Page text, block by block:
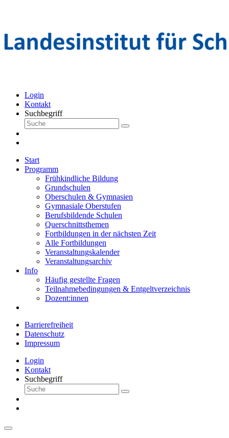
Login
Kontakt
Suchbegriff
Start
Programm
Frühkindliche Bildung
Grundschulen
Oberschulen & Gymnasien
Gymnasiale Oberstufen
Berufsbildende Schulen
Querschnittsthemen
Fortbildungen in der nächsten Zeit
Alle Fortbildungen
Veranstaltungskalender
Veranstaltungsarchiv
Info
Häufig gestellte Fragen
Teilnahmebedingungen & Entgeltverzeichnis
Dozent:innen
Barrierefreiheit
Datenschutz
Impressum
Login
Kontakt
Suchbegriff